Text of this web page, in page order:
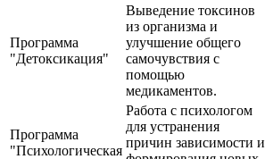
Программа
"Детоксикация"
Выведение токсинов
из организма и
улучшение общего
самочувствия с
помощью
медикаментов.
Программа
"Психологическая
Работа с психологом
для устранения
причин зависимости и